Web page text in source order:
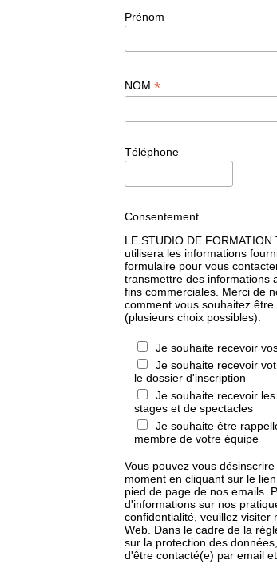
Prénom
NOM *
Téléphone
Consentement
LE STUDIO DE FORMATION
utilisera les informations
formulaire pour vous
transmettre des informations
fins commerciales. Merci de
comment vous souhaitez être
(plusieurs choix possibles):
Je souhaite recevoir
Je souhaite recevoir
le dossier d'inscription
Je souhaite recevoir
stages et de spectacles
Je souhaite être
membre de votre équipe
Vous pouvez vous
moment en cliquant sur le
pied de page de nos emails.
d'informations sur nos
confidentialité, veuillez visiter
Web. Dans le cadre de la
sur la protection des
d'être contacté(e) par email